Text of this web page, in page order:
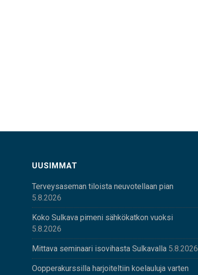
UUSIMMAT
Terveysaseman tiloista neuvotellaan pian
5.8.2026
Koko Sulkava pimeni sähkökatkon vuoksi
5.8.2026
Mittava seminaari isovihasta Sulkavalla 5.8.2026
Oopperakurssilla harjoiteltiin koelauluja varten